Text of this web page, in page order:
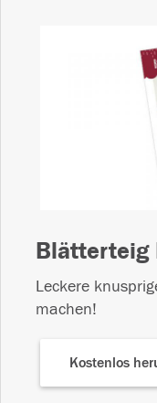
Blätterteig
Leckere
machen!
Kostenlos